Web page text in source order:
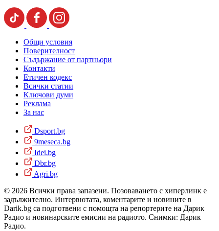
Общи условия
Поверителност
Съдържание от партньори
Контакти
Етичен кодекс
Всички статии
Ключови думи
Реклама
За нас
Dsport.bg
9meseca.bg
Idei.bg
Dbr.bg
Agri.bg
© 2026 Всички права запазени. Позоваването с хиперлинк е
задължително. Интервютата, коментарите и новините в
Darik.bg са подготвени с помощта на репортерите на Дарик
Радио и новинарските емисии на радиото. Снимки: Дарик
Радио.